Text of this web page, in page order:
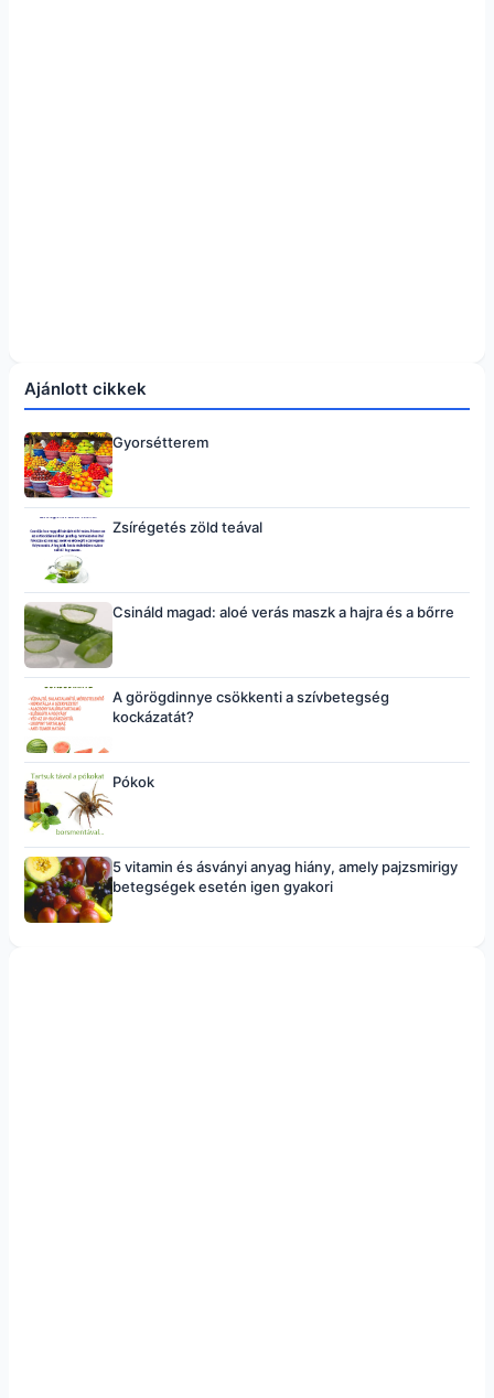
Ajánlott cikkek
Gyorsétterem
Zsírégetés zöld teával
Csináld magad: aloé verás maszk a hajra és a bőrre
A görögdinnye csökkenti a szívbetegség
kockázatát?
Pókok
5 vitamin és ásványi anyag hiány, amely pajzsmirigy
betegségek esetén igen gyakori